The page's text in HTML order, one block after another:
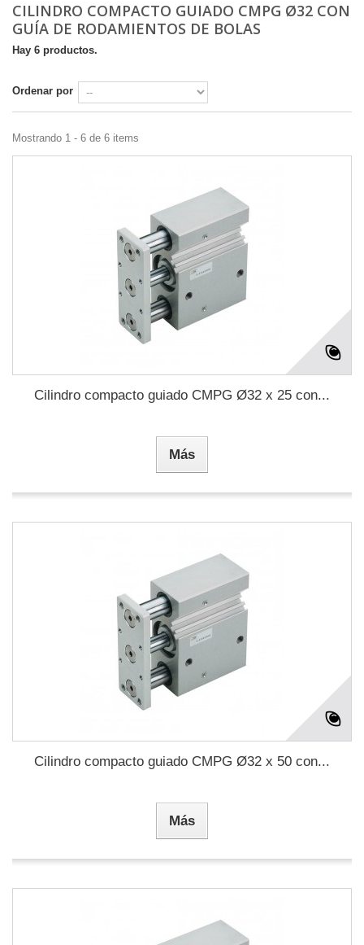
CILINDRO COMPACTO GUIADO CMPG Ø32 CON
GUÍA DE RODAMIENTOS DE BOLAS
Hay 6 productos.
Ordenar por
Mostrando 1 - 6 de 6 items
Cilindro compacto guiado CMPG Ø32 x 25 con...
Más
Cilindro compacto guiado CMPG Ø32 x 50 con...
Más